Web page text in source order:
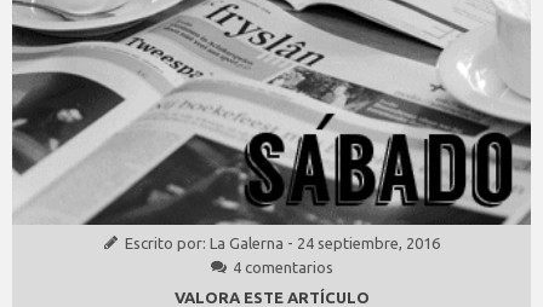
Escrito por: La Galerna - 24 septiembre, 2016
4 comentarios
VALORA ESTE ARTÍCULO